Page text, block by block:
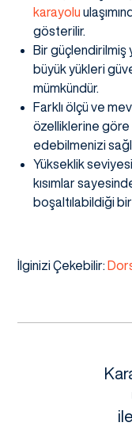
karayolu
gösterilir.
Bir güçlendirilmiş
büyük yükleri
mümkündür.
Farklı ölçü ve
özelliklerine göre
edebilmenizi
Yükseklik
kısımlar
boşaltılabildiği bir
İlginizi Çekebilir: